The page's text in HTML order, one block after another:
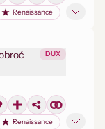
Renaissance
DUX
Renaissance